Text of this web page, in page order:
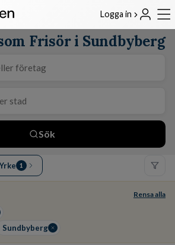
Logga in
Frisör i Sundbyberg
Sök
Yrke 1
Rensa alla
Sundbyberg